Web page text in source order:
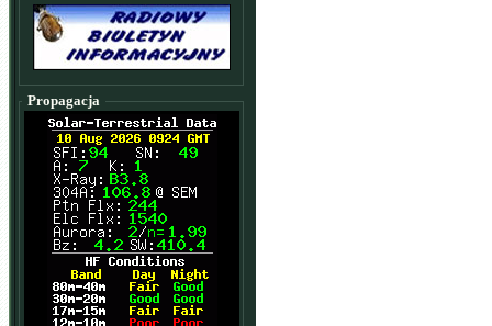
Propagacja